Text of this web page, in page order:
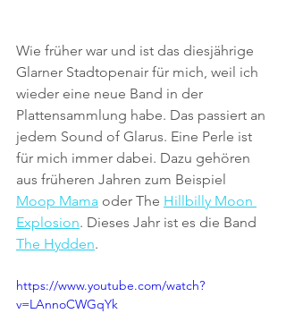
Wie früher war und ist das diesjährige
Glarner Stadtopenair für mich, weil ich
wieder eine neue Band in der
Plattensammlung habe. Das passiert an
jedem Sound of Glarus. Eine Perle ist
für mich immer dabei. Dazu gehören
aus früheren Jahren zum Beispiel
Moop Mama oder The Hillbilly Moon
Explosion. Dieses Jahr ist es die Band
The Hydden.
https://www.youtube.com/watch?
v=LAnnoCWGqYk